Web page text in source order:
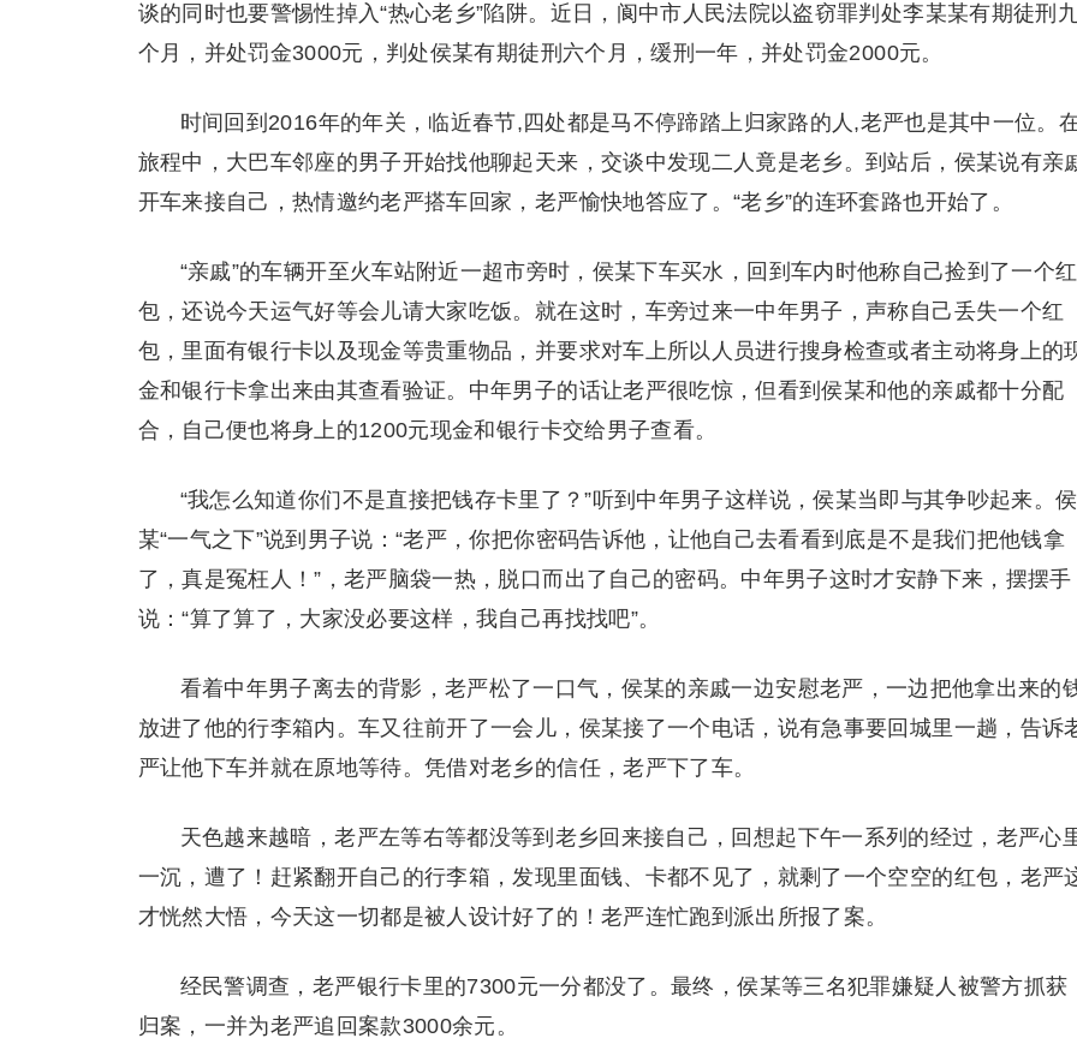
谈的同时也要警惕性掉入“热心老乡”陷阱。近日，阆中市人民法院以盗窃罪判处李某某有期徒刑
个月，并处罚金3000元，判处侯某有期徒刑六个月，缓刑一年，并处罚金2000元。
时间回到2016年的年关，临近春节,四处都是马不停蹄踏上归家路的人,老严也是其中一位。
旅程中，大巴车邻座的男子开始找他聊起天来，交谈中发现二人竟是老乡。到站后，侯某说有亲
开车来接自己，热情邀约老严搭车回家，老严愉快地答应了。“老乡”的连环套路也开始了。
“亲戚”的车辆开至火车站附近一超市旁时，侯某下车买水，回到车内时他称自己捡到了一个红
包，还说今天运气好等会儿请大家吃饭。就在这时，车旁过来一中年男子，声称自己丢失一个红
包，里面有银行卡以及现金等贵重物品，并要求对车上所以人员进行搜身检查或者主动将身上的
金和银行卡拿出来由其查看验证。中年男子的话让老严很吃惊，但看到侯某和他的亲戚都十分配
合，自己便也将身上的1200元现金和银行卡交给男子查看。
“我怎么知道你们不是直接把钱存卡里了？”听到中年男子这样说，侯某当即与其争吵起来。侯
某“一气之下”说到男子说：“老严，你把你密码告诉他，让他自己去看看到底是不是我们把他钱拿
了，真是冤枉人！”，老严脑袋一热，脱口而出了自己的密码。中年男子这时才安静下来，摆摆手
说：“算了算了，大家没必要这样，我自己再找找吧”。
看着中年男子离去的背影，老严松了一口气，侯某的亲戚一边安慰老严，一边把他拿出来的
放进了他的行李箱内。车又往前开了一会儿，侯某接了一个电话，说有急事要回城里一趟，告诉
严让他下车并就在原地等待。凭借对老乡的信任，老严下了车。
天色越来越暗，老严左等右等都没等到老乡回来接自己，回想起下午一系列的经过，老严心
一沉，遭了！赶紧翻开自己的行李箱，发现里面钱、卡都不见了，就剩了一个空空的红包，老严
才恍然大悟，今天这一切都是被人设计好了的！老严连忙跑到派出所报了案。
经民警调查，老严银行卡里的7300元一分都没了。最终，侯某等三名犯罪嫌疑人被警方抓获
归案，一并为老严追回案款3000余元。